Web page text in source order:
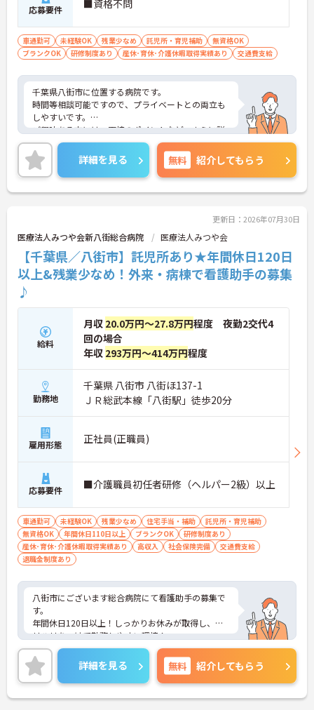
応募要件 ■資格不問
車通勤可 未経験OK 残業少なめ 託児所・育児補助
無資格OK
ブランクOK
研修制度あり 産休･育休･介護休暇取得実績あり 交通費支給
千葉県八街市に位置する病院です。
時間等相談可能ですので、プライベートとの両立も
しやすいです。
ご興味ある方には、面接のポイントなど、さらに詳
細をお話致しますのでお気軽にご相談ください。
詳細を見る 無料 紹介してもらう
更新日：2026年07月30日
医療法人みつや会新八街総合病院 医療法人みつや会
【千葉県／八街市】託児所あり★年間休日120日
以上&残業少なめ！外来・病棟で看護助手の募集
♪
給料
月収 20.0万円～27.8万円程度 夜勤2交代4
回の場合
年収 293万円～414万円程度
勤務地
千葉県 八街市 八街ほ137-1
ＪＲ総武本線「八街駅」徒歩20分
雇用形態 正社員(正職員)
応募要件 ■介護職員初任者研修（ヘルパー2級）以上
車通勤可 未経験OK 残業少なめ 住宅手当・補助
託児所・育児補助
無資格OK
年間休日110日以上 ブランクOK
研修制度あり
産休･育休･介護休暇取得実績あり
高収入 社会保険完備
交通費支給
退職金制度あり
八街市にございます総合病院にて看護助手の募集で
す。
年間休日120日以上！しっかりお休みが取得し、メ
リハリをつけて勤務しやすい環境！
残業も少なめで、ワークライフバランス重視の方に
オススメの求人ですよ◎
また24時間対応の託児所も完備！小さなお子様がい
らっしゃる方でも安心して勤務していただけます♪
ご興味ある方には、面接対策ポイントなど、さらに
詳細を見る 無料 紹介してもらう